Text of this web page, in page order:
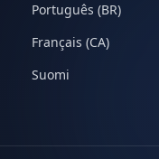
Português (BR)
Français (CA)
Suomi